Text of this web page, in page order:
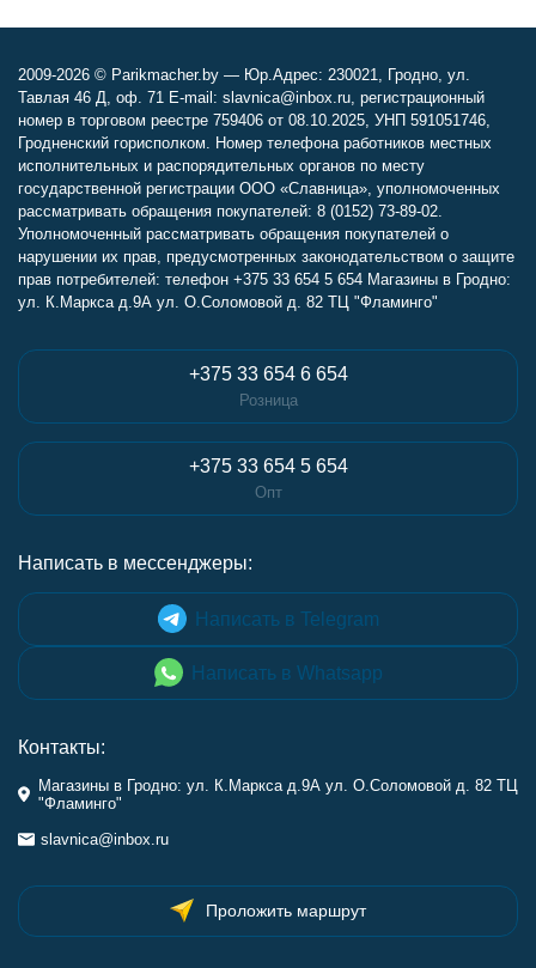
2009-2026 © Parikmacher.by — Юр.Адрес: 230021, Гродно, ул.
Тавлая 46 Д, оф. 71 E-mail: slavnica@inbox.ru, регистрационный
номер в торговом реестре 759406 от 08.10.2025, УНП 591051746,
Гродненский горисполком. Номер телефона работников местных
исполнительных и распорядительных органов по месту
государственной регистрации ООО «Славница», уполномоченных
рассматривать обращения покупателей: 8 (0152) 73-89-02.
Уполномоченный рассматривать обращения покупателей о
нарушении их прав, предусмотренных законодательством о защите
прав потребителей: телефон +375 33 654 5 654 Магазины в Гродно:
ул. К.Маркса д.9А ул. О.Соломовой д. 82 ТЦ "Фламинго"
+375 33 654 6 654
Розница
+375 33 654 5 654
Опт
Написать в мессенджеры:
Написать в Telegram
Написать в Whatsapp
Контакты:
Магазины в Гродно: ул. К.Маркса д.9А ул. О.Соломовой д. 82 ТЦ
"Фламинго"
slavnica@inbox.ru
Проложить маршрут